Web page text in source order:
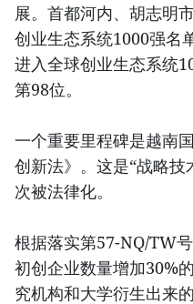
展。首都河内、胡志明
创业生态系统1000强名
进入全球创业生态系统
第98位。
一个重要里程碑是越南
创新法》。这是“战略技
次被法律化。
根据落实第57-NQ/TW
初创企业数量增加30%
究机构和大学衍生出来